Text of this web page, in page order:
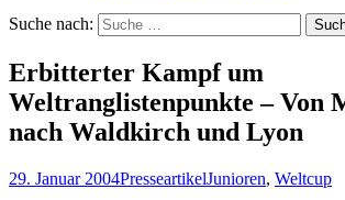
Suche nach:
Erbitterter Kampf um
Weltranglistenpunkte – Von
nach Waldkirch und Lyon
29. Januar 2004PresseartikelJunioren, Weltcup